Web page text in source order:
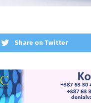
Share on Twitter